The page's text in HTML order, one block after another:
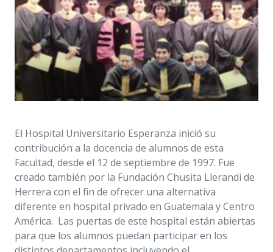
El Hospital Universitario Esperanza inició su
contribución a la docencia de alumnos de esta
Herrera con el fin de ofrecer una alternativa
diferente en hospital privado en Guatemala y Centro
América. Las puertas de este hospital están abiertas
para que los alumnos puedan participar en los
distintos departamentos incluyendo el
Departamento Esperanza o también llamado “Depto.
E” que atiende a población con recursos limitados,
que ofrece las mismas facilidades, alimentación,